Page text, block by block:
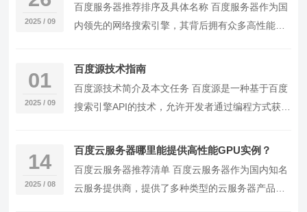
2025 / 09
百度服务器推荐排序及具体名称 百度服务器作为国
内领先的网络搜索引擎，其背后拥有众多高性能的
服务器…
01
2025 / 09
百度源技术指南
百度源技术简介及本文任务 百度源是一种基于百度
搜索引擎API的技术，允许开发者通过编程方式获取
术…
14
2025 / 08
百度云服务器哪里能提供高性能GPU实例？
百度云服务器推荐清单 百度云服务器作为国内知名
云服务提供商，提供了多种类型的云服务器产品，